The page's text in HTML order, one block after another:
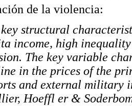
de la violencia:
key structural
income, high
The key variable
in the prices of the
and external military
Hoeffl er &